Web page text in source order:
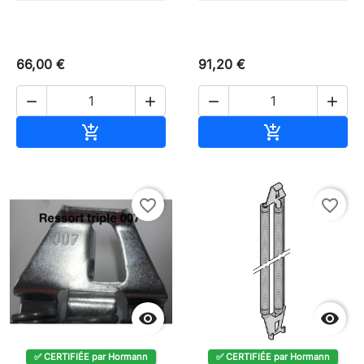
66,00 €
 

91,20 €
 


favorite_border
✅ CERTIFIÉE par Hormann

favorite_border
✅ CERTIFIÉE par Hormann